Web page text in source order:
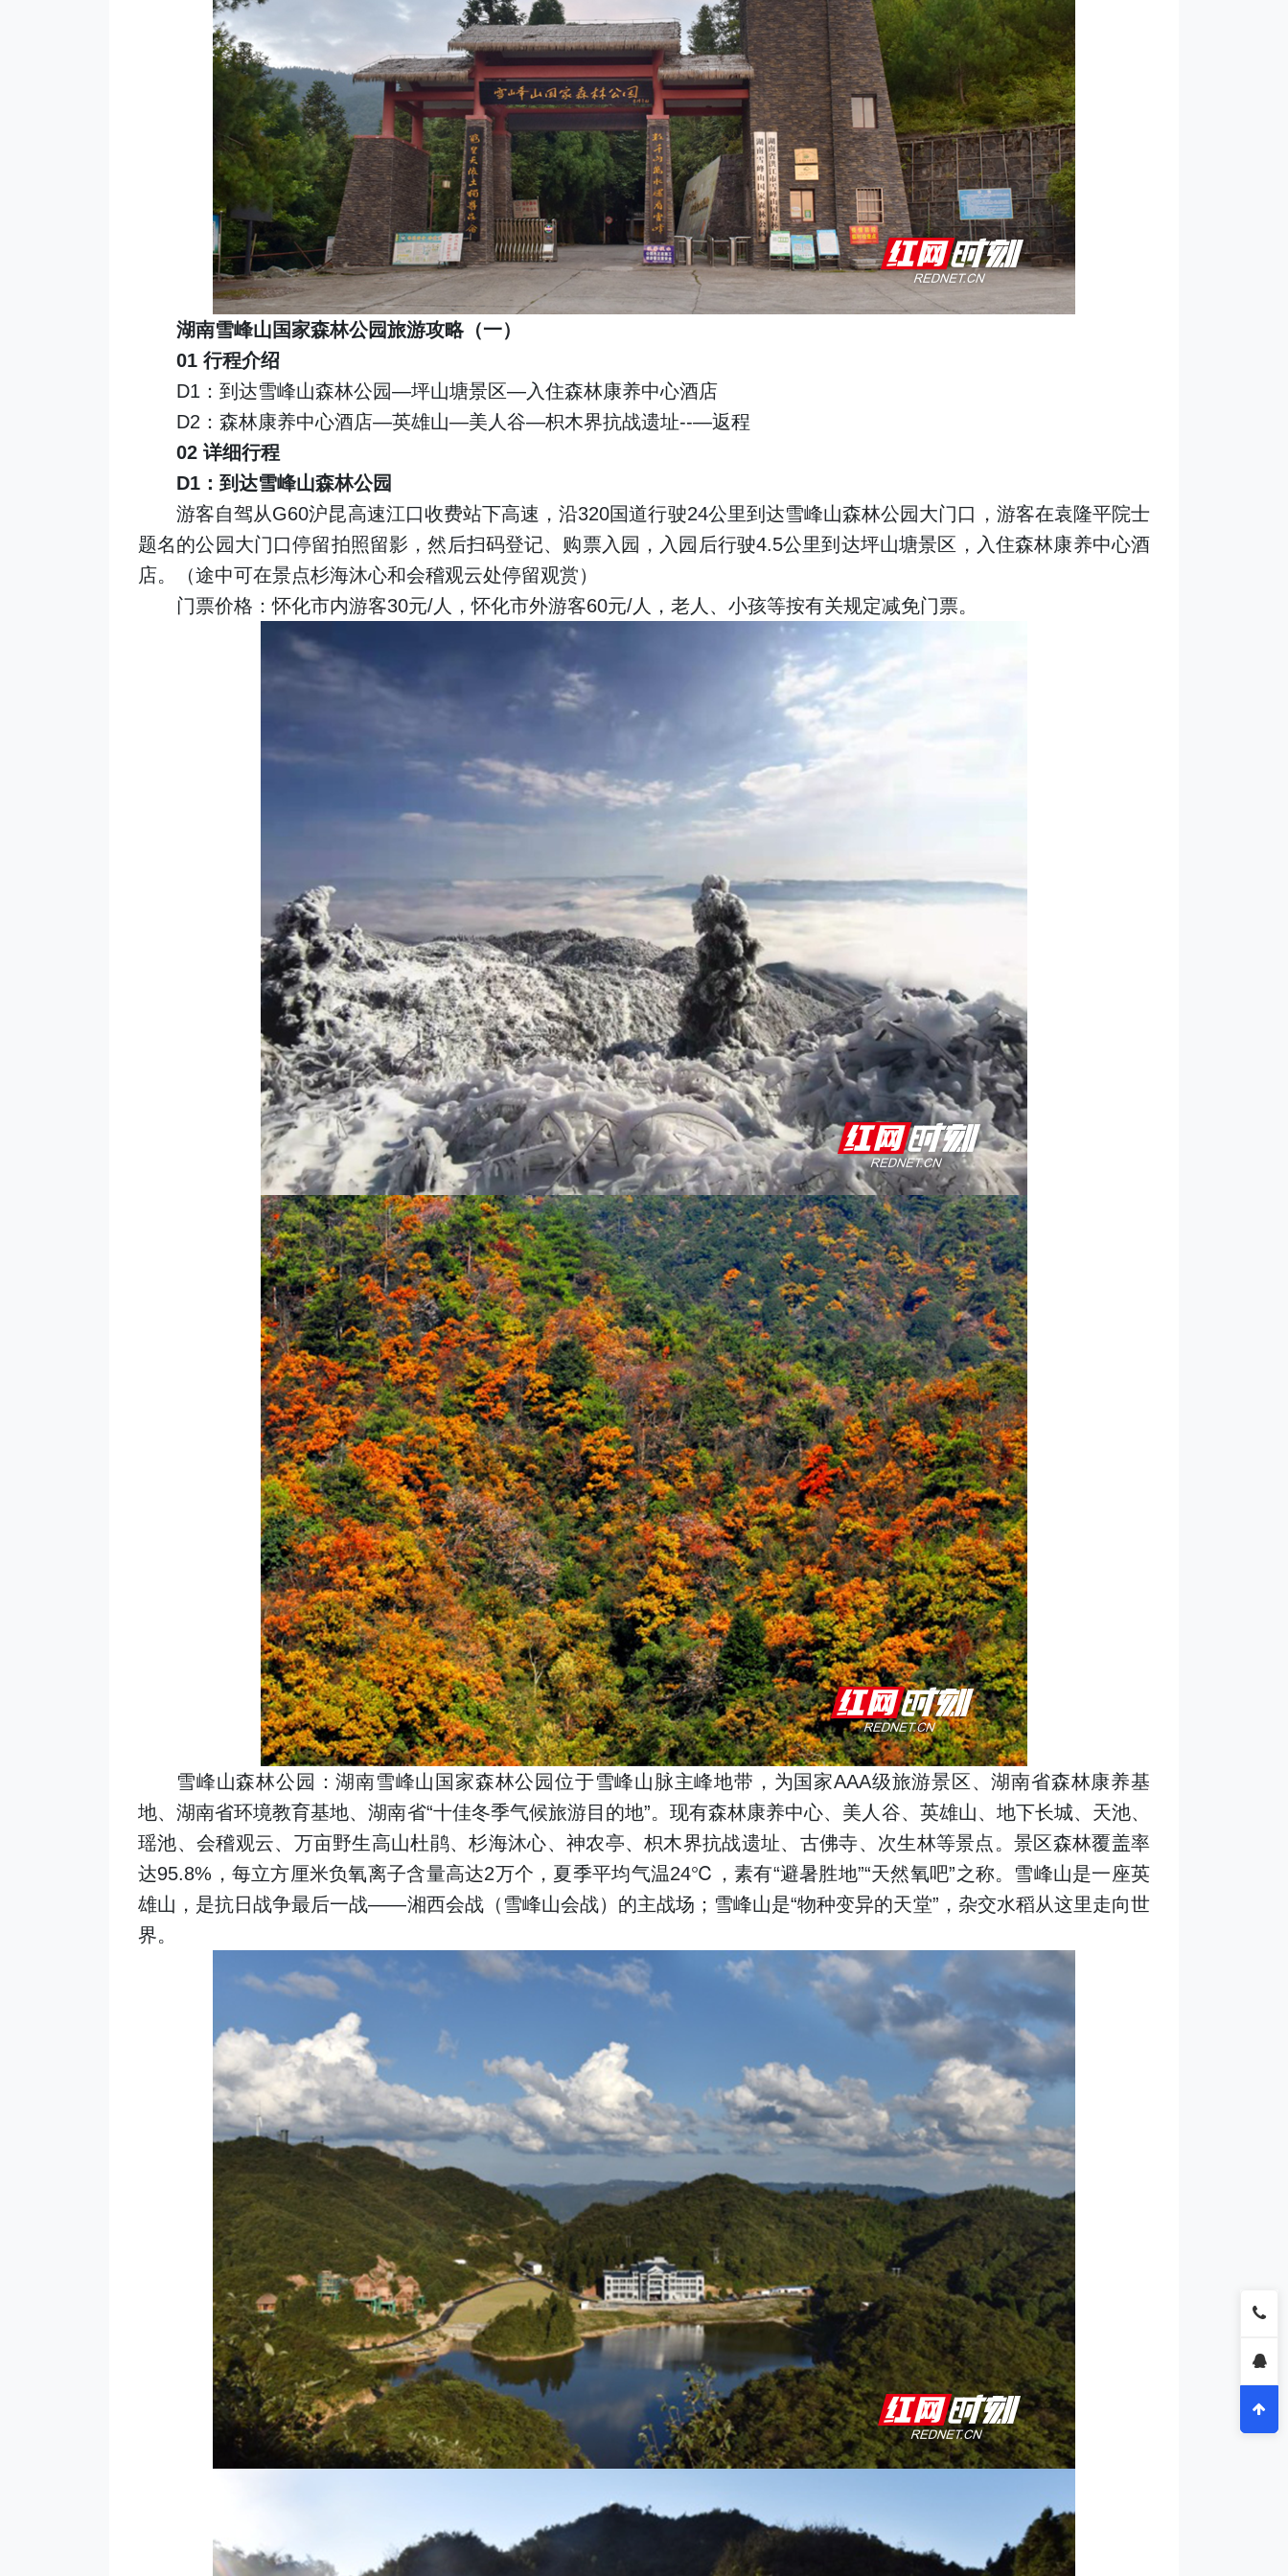
湖南雪峰山国家森林公园旅游攻略（一）
01 行程介绍
D1：到达雪峰山森林公园—坪山塘景区—入住森林康养中心酒店
D2：森林康养中心酒店—英雄山—美人谷—枳木界抗战遗址--—返程
02 详细行程
D1：到达雪峰山森林公园
游客自驾从G60沪昆高速江口收费站下高速，沿320国道行驶24公里到达雪峰山森林公园大门口，游客在袁隆平院士
题名的公园大门口停留拍照留影，然后扫码登记、购票入园，入园后行驶4.5公里到达坪山塘景区，入住森林康养中心酒
店。（途中可在景点杉海沐心和会稽观云处停留观赏）
门票价格：怀化市内游客30元/人，怀化市外游客60元/人，老人、小孩等按有关规定减免门票。
雪峰山森林公园：湖南雪峰山国家森林公园位于雪峰山脉主峰地带，为国家AAA级旅游景区、湖南省森林康养基
地、湖南省环境教育基地、湖南省“十佳冬季气候旅游目的地”。现有森林康养中心、美人谷、英雄山、地下长城、天池、
瑶池、会稽观云、万亩野生高山杜鹃、杉海沐心、神农亭、枳木界抗战遗址、古佛寺、次生林等景点。景区森林覆盖率
达95.8%，每立方厘米负氧离子含量高达2万个，夏季平均气温24℃，素有“避暑胜地”“天然氧吧”之称。雪峰山是一座英
雄山，是抗日战争最后一战——湘西会战（雪峰山会战）的主战场；雪峰山是“物种变异的天堂”，杂交水稻从这里走向世
界。